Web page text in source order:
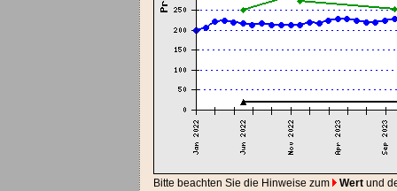
Bitte beachten Sie die Hinweise zum Wert und